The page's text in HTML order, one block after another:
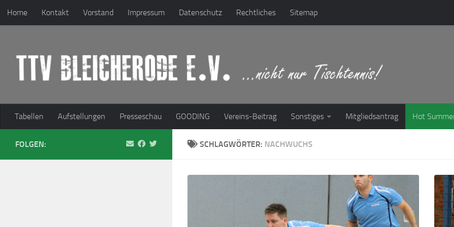
Zum Inhalt springen
Home Kontakt Vorstand Impressum Datenschutz Rechtliches Sitemap
Tabellen Aufstellungen Presseschau GOODING Vereins-Beitrag Sonstiges Mitgliedsantrag Hot
SCHLAGWÖRTER: NACHWUCHS
FOLGEN: